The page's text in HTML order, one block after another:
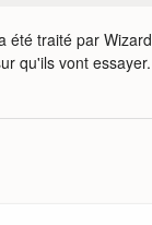
été traité par Wizard
qu'ils vont essayer.